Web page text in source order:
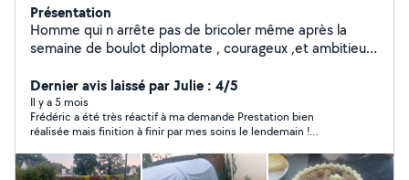
Présentation
Homme qui n arrête pas de bricoler même après la
semaine de boulot diplomate , courageux ,et ambitieux j
un autre
Dernier avis laissé par Julie : 4/5
Il y a 5 mois
Frédéric a été très réactif à ma demande Prestation bien
réalisée mais finition à finir par mes soins le lendemain !
rapidité du service